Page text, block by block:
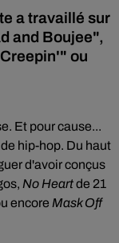
a travaillé sur
and Boujee",
ou
Et pour cause...
hip-hop. Du haut
d'avoir conçus
No Heartde 21
encore Mask Off